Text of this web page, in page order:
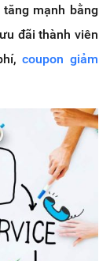
mạnh bằng
đãi thành viên
coupon giảm